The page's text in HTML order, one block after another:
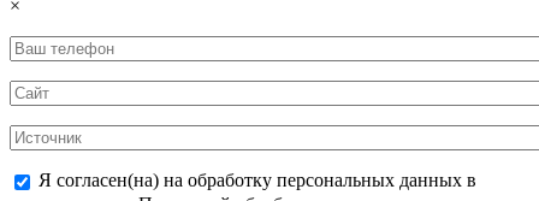
×
Я согласен(на) на обработку персональных данных в